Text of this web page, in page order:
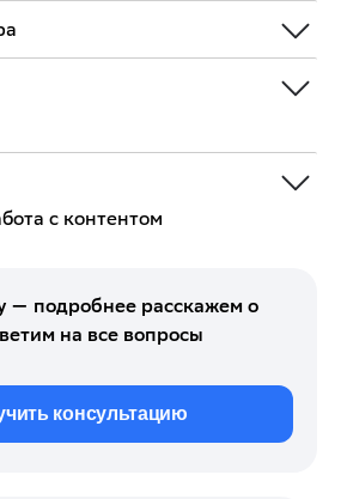
с контентом
— подробнее расскажем о
на все вопросы
консультацию